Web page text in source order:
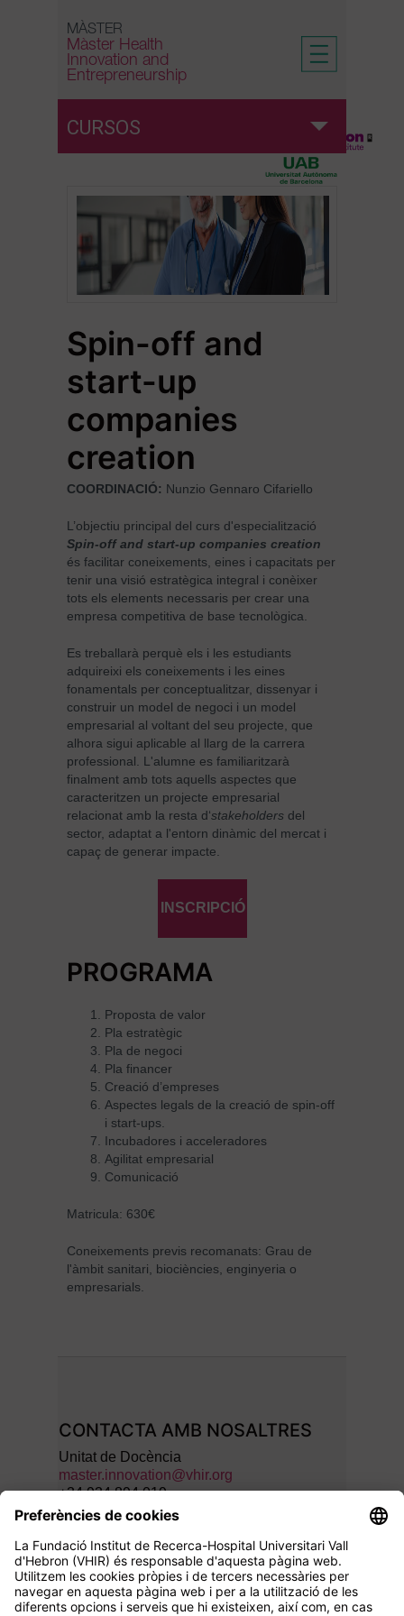
to
content
MÀSTER
Màster Health
Innovation and
Entrepreneurship
CURSOS
Innovation strategies, models and
methodologies in Health
Self leadership and soft skills
Spin-off and start-up companies creation
Spin-off and
start-up
companies
creation
COORDINACIÓ: Nunzio Gennaro Cifariello
L’objectiu principal del curs d'especialització
Spin-off and start-up companies creation
és facilitar coneixements, eines i capacitats per
tenir una visió estratègica integral i conèixer
tots els elements necessaris per crear una
empresa competitiva de base tecnològica.
Es treballarà perquè els i les estudiants
adquireixi els coneixements i les eines
fonamentals per conceptualitzar, dissenyar i
construir un model de negoci i un model
empresarial al voltant del seu projecte, que
alhora sigui aplicable al llarg de la carrera
professional. L'alumne es familiaritzarà
finalment amb tots aquells aspectes que
caracteritzen un projecte empresarial
relacionat amb la resta d‘stakeholders del
sector, adaptat a l'entorn dinàmic del mercat i
capaç de generar impacte.
INSCRIPCIÓ
PROGRAMA
Proposta de valor
Pla estratègic
Pla de negoci
Pla financer
Creació d’empreses
Aspectes legals de la creació de spin-off
i start-ups.
Incubadores i acceleradores
Agilitat empresarial
Comunicació
Matricula: 630€
Coneixements previs recomanats: Grau de
l'àmbit sanitari, biociències, enginyeria o
empresarials.
CONTACTA AMB NOSALTRES
Unitat de Docència
master.innovation@vhir.org
+34 934 894 019
SEGUEIX-NOS A: